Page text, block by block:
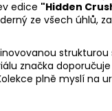
edice "Hidden
ze všech úhlů,
značka
plně myslí na